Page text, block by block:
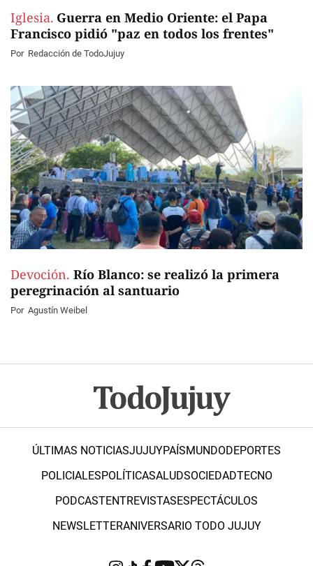
Iglesia. Guerra en Medio Oriente: el Papa
Francisco pidió "paz en todos los frentes"
Por Redacción de TodoJujuy
Devoción. Río Blanco: se realizó la primera
peregrinación al santuario
Por Agustín Weibel
ÚLTIMAS NOTICIASJUJUYPAÍSMUNDODEPORTES
POLICIALESPOLÍTICASALUDSOCIEDADTECNO
PODCASTENTREVISTASESPECTÁCULOS
NEWSLETTERANIVERSARIO TODO JUJUY